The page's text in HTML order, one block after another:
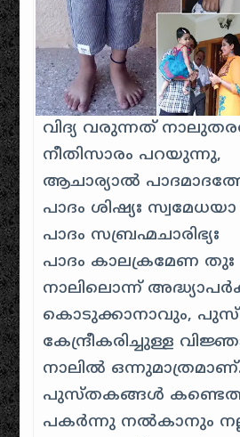
വിദ്യ വരുന്നത്
നീതിസാരം പറയുന്നു,
ആചാര്യാൽ
പാദം ശിഷ്യഃ സ്വമേധയാ
പാദം സബ്രഹ്മചാരിഭ്യഃ
പാദം കാലക്രമേണ തുഃ
നാലിലൊന്ന്
കൊടുക്കാനാവും,
കേന്ദ്രീകരിച്ചുള്ള
നാലിൽ ഒന്നുമാത്രമാണ്.
പുസ്തകങ്ങൾ
പകർന്നു നൽകാനും